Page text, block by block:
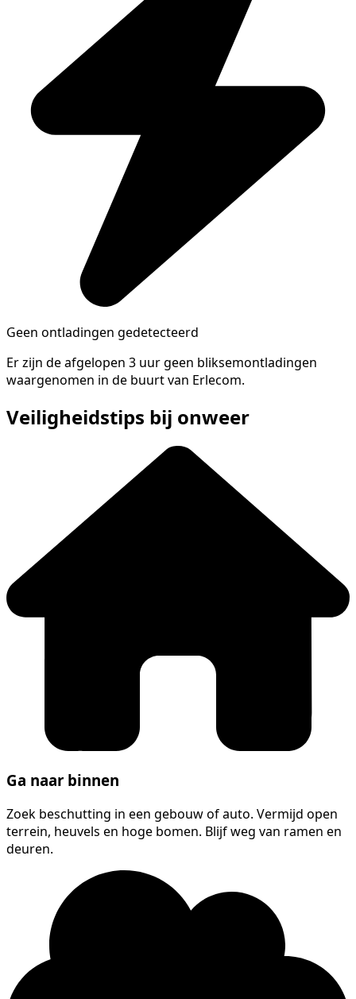
Geen ontladingen gedetecteerd
Er zijn de afgelopen 3 uur geen bliksemontladingen
waargenomen in de buurt van Erlecom.
Veiligheidstips bij onweer
Ga naar binnen
Zoek beschutting in een gebouw of auto. Vermijd open
terrein, heuvels en hoge bomen. Blijf weg van ramen en
deuren.